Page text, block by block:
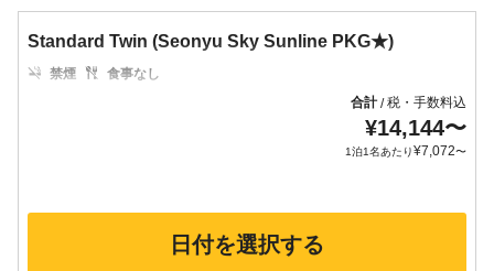
Standard Twin (Seonyu Sky Sunline PKG★)
禁煙
食事なし
合計/税・手数料込
¥14,144〜
1泊1名あたり¥7,072〜
日付を選択する